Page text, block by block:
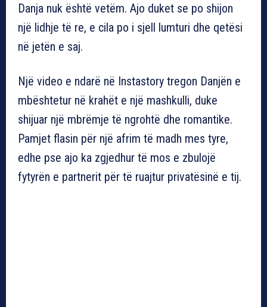
Danja nuk është vetëm. Ajo duket se po shijon
një lidhje të re, e cila po i sjell lumturi dhe qetësi
në jetën e saj.
Një video e ndarë në Instastory tregon Danjën e
mbështetur në krahët e një mashkulli, duke
shijuar një mbrëmje të ngrohtë dhe romantike.
Pamjet flasin për një afrim të madh mes tyre,
edhe pse ajo ka zgjedhur të mos e zbulojë
fytyrën e partnerit për të ruajtur privatësinë e tij.